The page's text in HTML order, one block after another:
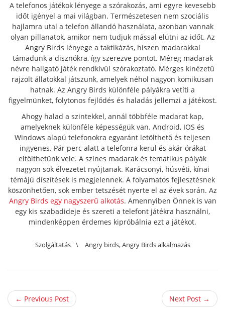
A telefonos játékok lényege a szórakozás, ami egyre kevesebb
időt igényel a mai világban. Természetesen nem szociális
hajlamra utal a telefon állandó használata, azonban vannak
olyan pillanatok, amikor nem tudjuk mással elütni az időt. Az
Angry Birds lényege a taktikázás, hiszen madarakkal
támadunk a disznókra, így szerezve pontot. Méreg madarak
névre hallgató játék rendkívül szórakoztató. Mérges kinézetű
rajzolt állatokkal játszunk, amelyek néhol nagyon komikusan
hatnak. Az Angry Birds különféle pályákra vetíti a
figyelmünket, folytonos fejlődés és haladás jellemzi a játékost.
Ahogy halad a szintekkel, annál többféle madarat kap,
amelyeknek különféle képességük van. Android, IOS és
Windows alapú telefonokra egyaránt letölthető és teljesen
ingyenes. Pár perc alatt a telefonra kerül és akár órákat
eltölthetünk vele. A színes madarak és tematikus pályák
nagyon sok élvezetet nyújtanak. Karácsonyi, húsvéti, kínai
témájú díszítések is megjelennek. A folyamatos fejlesztésnek
köszönhetően, sok ember tetszését nyerte el az évek során. Az
Angry Birds egy nagyszerű alkotás. Amennyiben Önnek is van
egy kis szabadideje és szereti a telefont játékra használni,
mindenképpen érdemes kipróbálnia ezt a játékot.
Szolgáltatás \ Angry birds,Angry Birds alkalmazás
← Previous Post Next Post →